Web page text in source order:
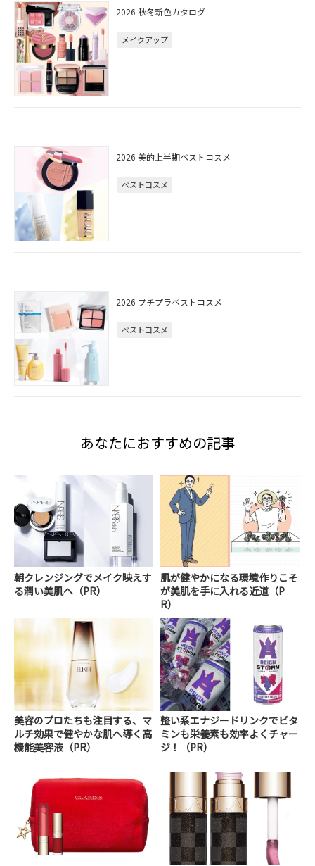
2026 秋冬新色カタログ
メイクアップ
2026 美的上半期ベストコスメ
ベストコスメ
2026 プチプラベストコスメ
ベストコスメ
あなたにおすすめの記事
朝クレンジングでメイク映えす
る潤い美肌へ（PR）
肌が健やかになる環境作りこそ
が美肌を手に入れる近道（P
R）
美容のプロたちも注目する、マ
ルチ効果で健やかな肌へ導く高
機能美容液（PR）
整い系エナジードリンクでビタ
ミンも栄養素も効率よくチャー
ジ！（PR）